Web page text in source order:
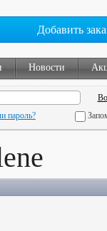
Добавить
Новости
пароль?